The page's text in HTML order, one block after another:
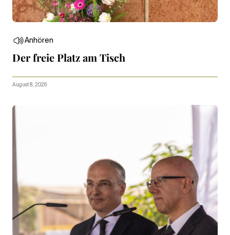
Anhören
Der freie Platz am Tisch
August 8, 2026